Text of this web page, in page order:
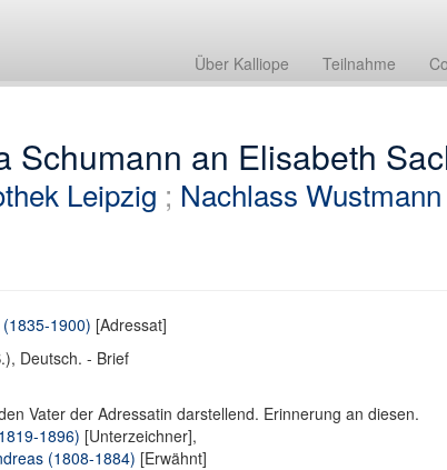
Über Kalliope Teilnahme
Schumann an Elisabeth
Leipzig ; Nachlass Wustmann
1900) [Adressat]
Deutsch. - Brief
Vater der Adressatin darstellend. Erinnerung an diesen.
1896) [Unterzeichner],
(1808-1884) [Erwähnt]